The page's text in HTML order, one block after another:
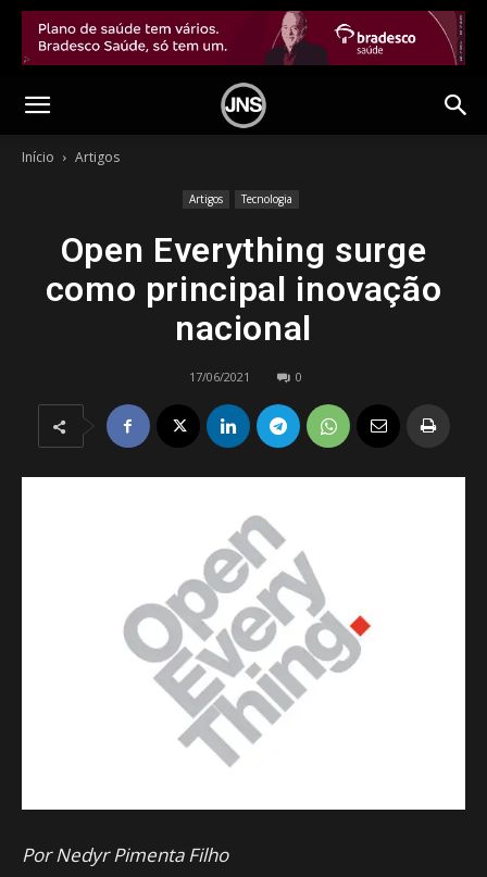
Início Artigos
Artigos Tecnologia
Open Everything surge
como principal inovação
nacional
17/06/2021 0
Por Nedyr Pimenta Filho